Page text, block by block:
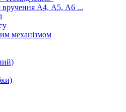
вручення А4, А5, А6 ...
механізмом